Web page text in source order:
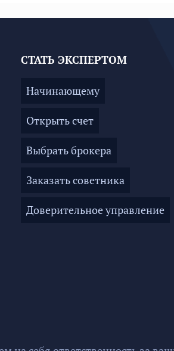
СТАТЬ ЭКСПЕРТОМ
Начинающему
Открыть счет
Выбрать брокера
Заказать советника
Доверительное управление